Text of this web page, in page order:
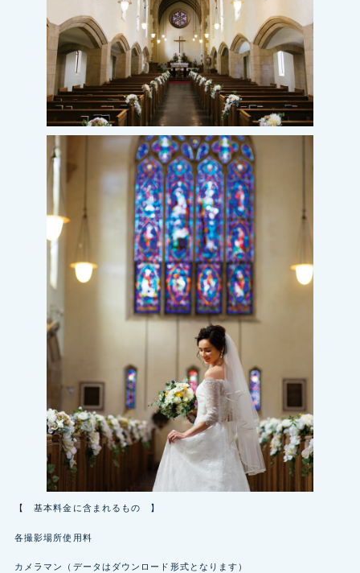
【 基本料金に含まれるもの 】
各撮影場所使用料
カメラマン（データはダウンロード形式となります）